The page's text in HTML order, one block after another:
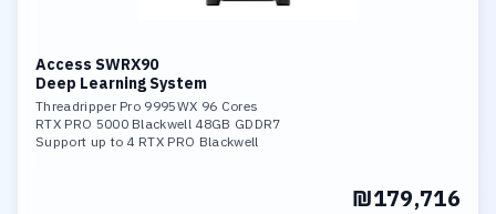
Access SWRX90
Deep Learning System
Threadripper Pro 9995WX 96 Cores
RTX PRO 5000 Blackwell 48GB GDDR7
Support up to 4 RTX PRO Blackwell
₪179,716